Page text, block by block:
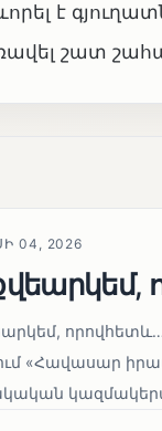
է
շատ
04, 2026
«Հավասար